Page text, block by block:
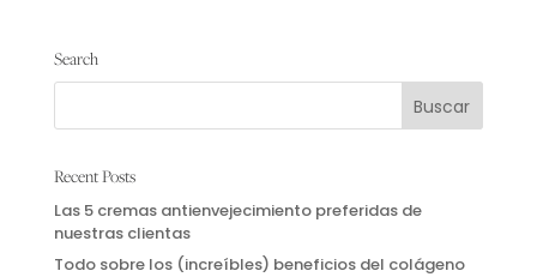
Search
Recent Posts
Las 5 cremas antienvejecimiento preferidas de
nuestras clientas
Todo sobre los (increíbles) beneficios del colágeno